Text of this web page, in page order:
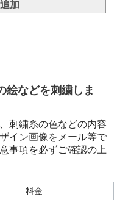
絵などを刺繍しま
刺繍糸の色などの内容
イン画像をメール等で
事項を必ずご確認の上
料金